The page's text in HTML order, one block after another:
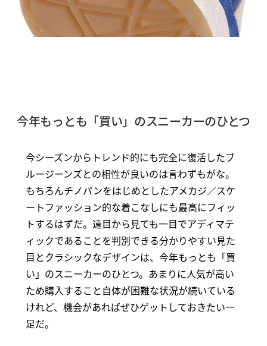
今年もっとも「買い」のスニーカーのひとつ
今シーズンからトレンド的にも完全に復活したブ
ルージーンズとの相性が良いのは言わずもがな。
もちろんチノパンをはじめとしたアメカジ／スケ
ートファッション的な着こなしにも最高にフィッ
トするはずだ。遠目から見ても一目でアディマテ
ィックであることを判別できる分かりやすい見た
目とクラシックなデザインは、今年もっとも「買
い」のスニーカーのひとつ。あまりに人気が高い
ため購入すること自体が困難な状況が続いている
けれど、機会があればぜひゲットしておきたい一
足だ。